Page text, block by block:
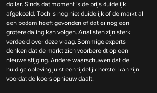
dollar. Sinds dat moment is de prijs duidelijk
afgekoeld. Toch is nog niet duidelijk of de markt al
een bodem heeft gevonden of dat er nog een
grotere daling kan volgen. Analisten zijn sterk
verdeeld over deze vraag. Sommige experts
denken dat de markt zich voorbereidt op een
nieuwe stijging. Andere waarschuwen dat de
huidige opleving juist een tijdelijk herstel kan zijn
voordat de koers opnieuw daalt.